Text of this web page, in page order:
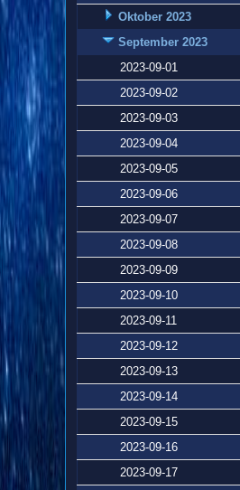
Oktober 2023
September 2023
2023-09-01
2023-09-02
2023-09-03
2023-09-04
2023-09-05
2023-09-06
2023-09-07
2023-09-08
2023-09-09
2023-09-10
2023-09-11
2023-09-12
2023-09-13
2023-09-14
2023-09-15
2023-09-16
2023-09-17